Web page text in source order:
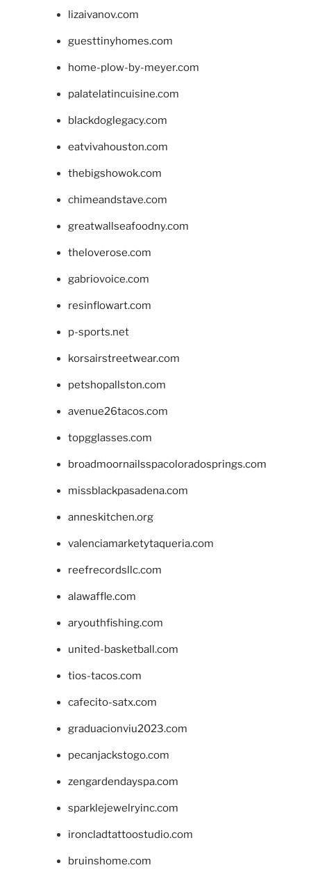
lizaivanov.com
guesttinyhomes.com
home-plow-by-meyer.com
palatelatincuisine.com
blackdoglegacy.com
eatvivahouston.com
thebigshowok.com
chimeandstave.com
greatwallseafoodny.com
theloverose.com
gabriovoice.com
resinflowart.com
p-sports.net
korsairstreetwear.com
petshopallston.com
avenue26tacos.com
topgglasses.com
broadmoornailsspacoloradosprings.com
missblackpasadena.com
anneskitchen.org
valenciamarketytaqueria.com
reefrecordsllc.com
alawaffle.com
aryouthfishing.com
united-basketball.com
tios-tacos.com
cafecito-satx.com
graduacionviu2023.com
pecanjackstogo.com
zengardendayspa.com
sparklejewelryinc.com
ironcladtattoostudio.com
bruinshome.com